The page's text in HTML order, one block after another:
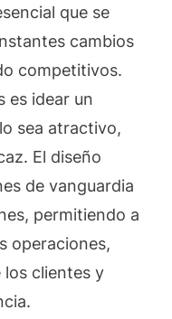
que se
cambios
competitivos.
es idear un
sea atractivo,
El diseño
de vanguardia
permitiendo a
operaciones,
los clientes y